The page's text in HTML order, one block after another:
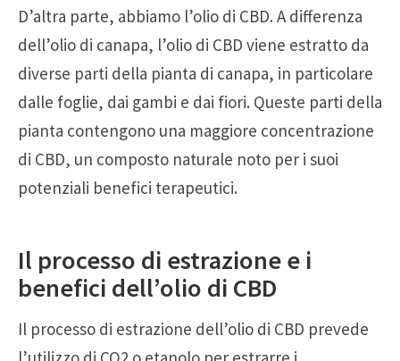
D’altra parte, abbiamo l’olio di CBD. A differenza
dell’olio di canapa, l’olio di CBD viene estratto da
diverse parti della pianta di canapa, in particolare
dalle foglie, dai gambi e dai fiori. Queste parti della
pianta contengono una maggiore concentrazione
di CBD, un composto naturale noto per i suoi
potenziali benefici terapeutici.
Il processo di estrazione e i
benefici dell’olio di CBD
Il processo di estrazione dell’olio di CBD prevede